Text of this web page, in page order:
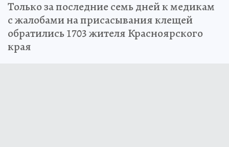
Только за последние семь дней к медикам
с жалобами на присасывания клещей
обратились 1703 жителя Красноярского
края